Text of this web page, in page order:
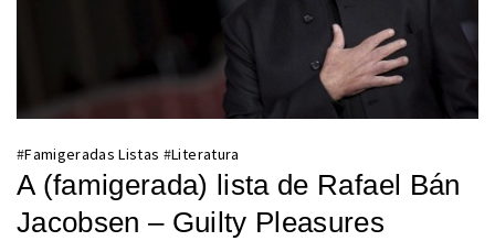
#Famigeradas Listas #Literatura
A (famigerada) lista de Rafael Bán
Jacobsen – Guilty Pleasures